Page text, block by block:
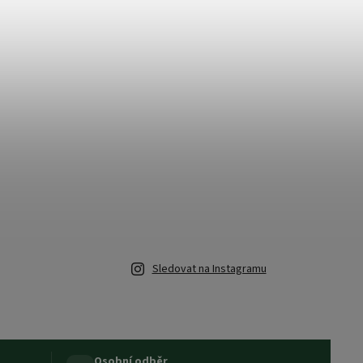
Sledovat na Instagramu